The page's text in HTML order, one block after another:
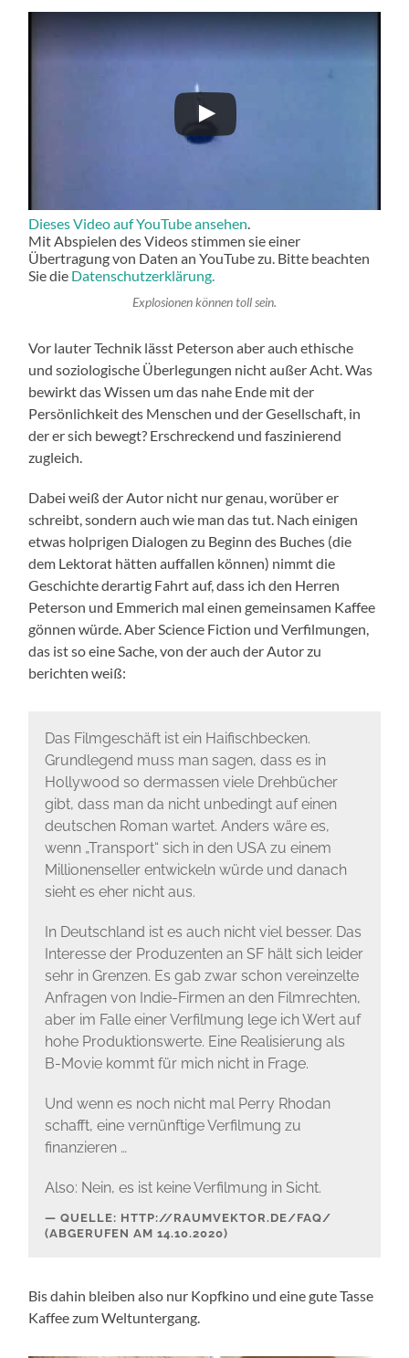
Dieses Video auf YouTube ansehen.
Mit Abspielen des Videos stimmen sie einer
Übertragung von Daten an YouTube zu. Bitte beachten
Sie die Datenschutzerklärung.
Explosionen können toll sein.
Vor lauter Technik lässt Peterson aber auch ethische
und soziologische Überlegungen nicht außer Acht. Was
bewirkt das Wissen um das nahe Ende mit der
Persönlichkeit des Menschen und der Gesellschaft, in
der er sich bewegt? Erschreckend und faszinierend
zugleich.
Dabei weiß der Autor nicht nur genau, worüber er
schreibt, sondern auch wie man das tut. Nach einigen
etwas holprigen Dialogen zu Beginn des Buches (die
dem Lektorat hätten auffallen können) nimmt die
Geschichte derartig Fahrt auf, dass ich den Herren
Peterson und Emmerich mal einen gemeinsamen Kaffee
gönnen würde. Aber Science Fiction und Verfilmungen,
das ist so eine Sache, von der auch der Autor zu
berichten weiß:
Das Filmgeschäft ist ein Haifischbecken.
Grundlegend muss man sagen, dass es in
Hollywood so dermassen viele Drehbücher
gibt, dass man da nicht unbedingt auf einen
deutschen Roman wartet. Anders wäre es,
wenn „Transport“ sich in den USA zu einem
Millionenseller entwickeln würde und danach
sieht es eher nicht aus.
In Deutschland ist es auch nicht viel besser. Das
Interesse der Produzenten an SF hält sich leider
sehr in Grenzen. Es gab zwar schon vereinzelte
Anfragen von Indie-Firmen an den Filmrechten,
aber im Falle einer Verfilmung lege ich Wert auf
hohe Produktionswerte. Eine Realisierung als
B-Movie kommt für mich nicht in Frage.
Und wenn es noch nicht mal Perry Rhodan
schafft, eine vernünftige Verfilmung zu
finanzieren …
Also: Nein, es ist keine Verfilmung in Sicht.
QUELLE: HTTP://RAUMVEKTOR.DE/FAQ/
(ABGERUFEN AM 14.10.2020)
Bis dahin bleiben also nur Kopfkino und eine gute Tasse
Kaffee zum Weltuntergang.